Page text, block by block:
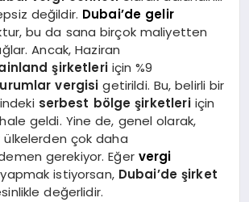
değildir. Dubai’de gelir
bu da sana birçok maliyetten
Ancak, Haziran
şirketleriiçin %9
vergisi getirildi. Bu, belirli bir
serbest bölge şirketleriiçin
geldi. Yine de, genel olarak,
çok daha
gerekiyor. Eğer vergi
yapmak istiyorsan, Dubai’de şirket
değerlidir.